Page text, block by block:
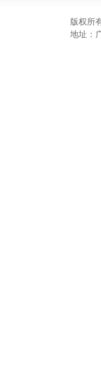
版权所
地址：